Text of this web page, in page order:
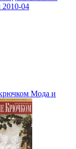
04
Мода и